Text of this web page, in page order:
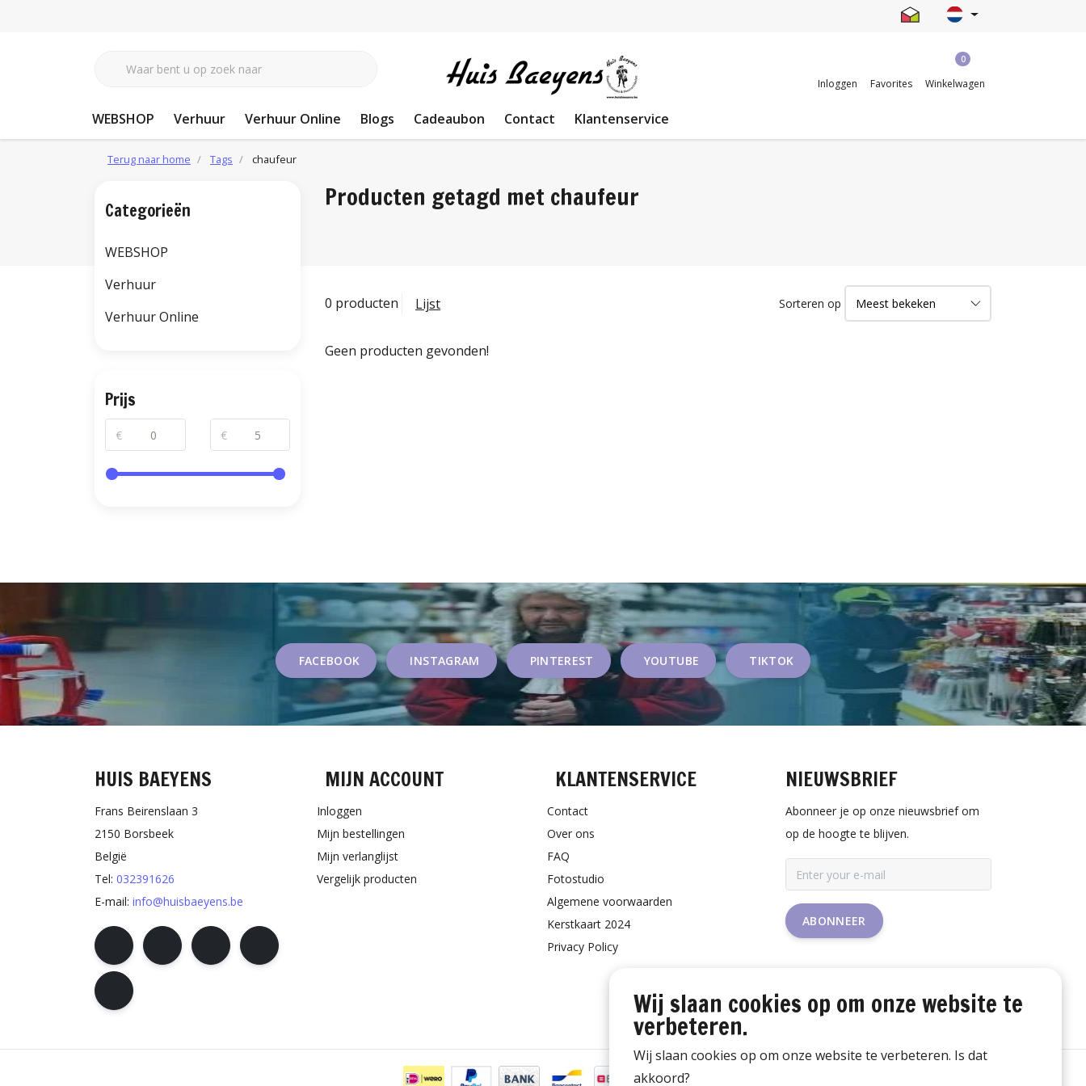
Inloggen Favorites
0
Winkelwagen
WEBSHOP Verhuur Verhuur Online Blogs Cadeaubon Contact Klantenservice
Terug naar home Tags chaufeur
Producten getagd met chaufeur
0 producten Lijst Sorteren op
Geen producten gevonden!
Categorieën
WEBSHOP
Verhuur
Verhuur Online
Prijs
€ €
FACEBOOK INSTAGRAM PINTEREST YOUTUBE TIKTOK
HUIS BAEYENS
Frans Beirenslaan 3
2150 Borsbeek
België
Tel: 032391626
E-mail: info@huisbaeyens.be
MIJN ACCOUNT
Inloggen
Mijn bestellingen
Mijn verlanglijst
Vergelijk producten
KLANTENSERVICE
Contact
Over ons
FAQ
Fotostudio
Algemene voorwaarden
Kerstkaart 2024
Privacy Policy
NIEUWSBRIEF
Abonneer je op onze nieuwsbrief om
op de hoogte te blijven.
ABONNEER
Wij slaan cookies op om onze website te
verbeteren.
Wij slaan cookies op om onze website te verbeteren. Is dat
akkoord?